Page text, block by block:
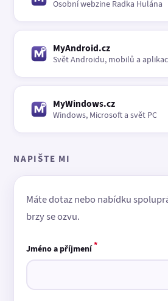
Osobní webzine Radka Hulána
MyAndroid.cz
Svět Androidu, mobilů a
MyWindows.cz
Windows, Microsoft a svět PC
NAPIŠTE MI
Máte dotaz nebo nabídku
brzy se ozvu.
Jméno a příjmení*